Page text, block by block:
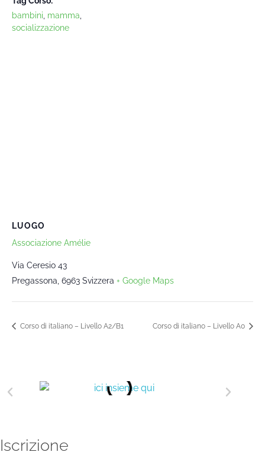
bambini mamma
socializzazione
LUOGO
Associazione Amélie
Via Ceresio 43
Pregassona 6963 Svizzera + Google Maps
Corso di italiano – Livello A2/B1 Corso di italiano – Livello A0
Iscrizione